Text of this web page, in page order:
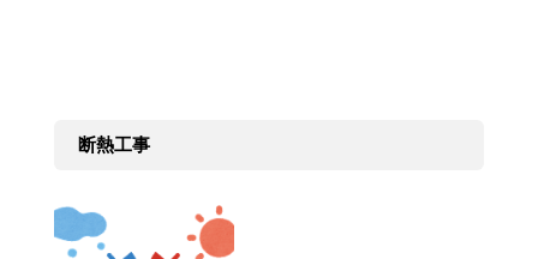
断熱工事